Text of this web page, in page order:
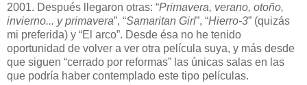
2001. Después llegaron otras: “Primavera, verano, otoño,
invierno... y primavera”, “Samaritan Girl”, “Hierro-3” (quizás
mi preferida) y “El arco”. Desde ésa no he tenido
oportunidad de volver a ver otra película suya, y más desde
que siguen “cerrado por reformas” las únicas salas en las
que podría haber contemplado este tipo películas.